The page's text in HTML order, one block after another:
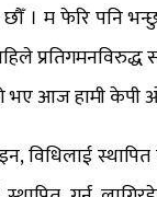
। म फेरि पनि भन्छु,
प्रतिगमनविरुद्ध
आज हामी केपी
विधिलाई